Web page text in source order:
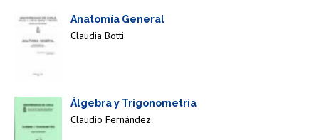
Anatomía General
Claudia Botti
Álgebra y Trigonometría
Claudio Fernández